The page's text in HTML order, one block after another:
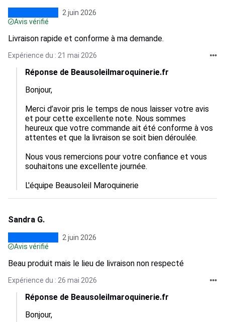
2 juin 2026
Avis vérifié
Livraison rapide et conforme à ma demande.
Expérience du : 21 mai 2026
Réponse de Beausoleilmaroquinerie.fr
Bonjour,
Merci d’avoir pris le temps de nous laisser votre avis
et pour cette excellente note. Nous sommes
heureux que votre commande ait été conforme à vos
attentes et que la livraison se soit bien déroulée.
Nous vous remercions pour votre confiance et vous
souhaitons une excellente journée.
L'équipe Beausoleil Maroquinerie
Sandra G.
2 juin 2026
Avis vérifié
Beau produit mais le lieu de livraison non respecté
Expérience du : 26 mai 2026
Réponse de Beausoleilmaroquinerie.fr
Bonjour,